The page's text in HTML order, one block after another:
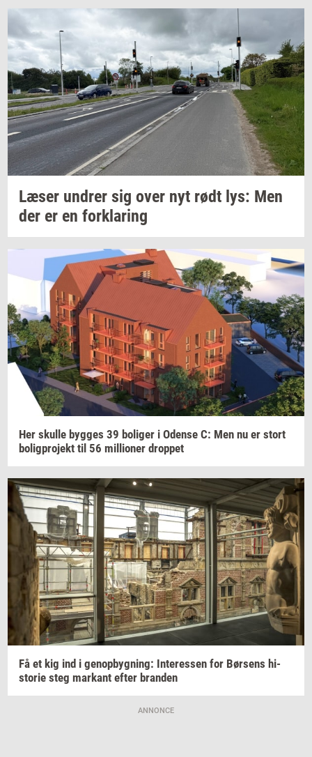
Læser un­drer sig over nyt rødt lys: Men
der er en for­kla­ring
Her skul­le byg­ges 39 bo­li­ger i Oden­se C: Men nu er stort
bo­lig­pro­jekt til 56 mil­li­o­ner drop­pet
Få et kig ind i genop­byg­ning: In­ter­es­sen for Bør­sens hi­
sto­rie steg mar­kant efter bran­den
ANNONCE